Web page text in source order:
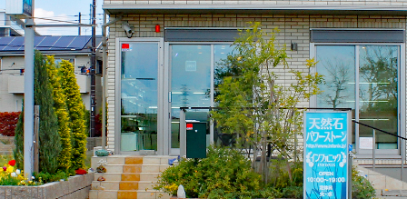
水晶
色味
透明度
この他にも細かい評価ポイントはございますが、大きく分
けて6つの評価ポイントを基に、各要素の水準が決まり、そ
れらを合算することで品質を見極めています。
ブレスレットの品質階級は、ブレスレットを構成している
各ビーズの品質水準の高さと品質水準のムラで決まりま